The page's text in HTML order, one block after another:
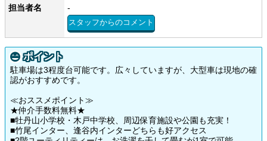
担当者名
-
スタッフからのコメント
ポイント
駐車場は3程度台可能です。広々していますが、大型車は現地の確
認がおすすめです。
≪おススメポイント≫
★仲介手数料無料★
■牡丹山小学校・木戸中学校、周辺保育施設や公園も充実！
■竹尾インター、逢谷内インターどちらも好アクセス